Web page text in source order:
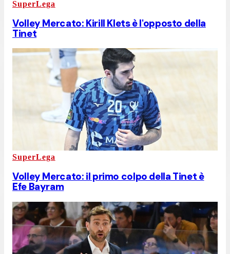
SuperLega
Volley Mercato: Kirill Klets è l'opposto della
Tinet
SuperLega
Volley Mercato: il primo colpo della Tinet è
Efe Bayram